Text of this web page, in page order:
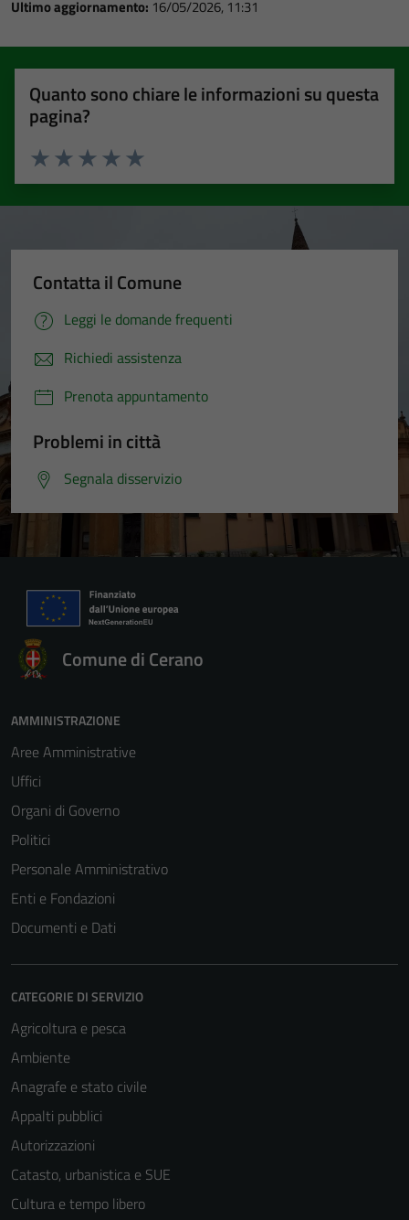
Ultimo aggiornamento: 16/05/2026, 11:31
Quanto sono chiare le informazioni su questa
pagina?
Valuta 5 stelle su 5
Valuta 4 stelle su 5
Valuta 3 stelle su 5
Valuta 2 stelle su 5
Valuta 1 stelle su 5
Contatta il Comune
Leggi le domande frequenti
Richiedi assistenza
Prenota appuntamento
Problemi in città
Segnala disservizio
Comune di Cerano
AMMINISTRAZIONE
Aree Amministrative
Uffici
Organi di Governo
Politici
Personale Amministrativo
Enti e Fondazioni
Documenti e Dati
CATEGORIE DI SERVIZIO
Agricoltura e pesca
Ambiente
Anagrafe e stato civile
Appalti pubblici
Autorizzazioni
Catasto, urbanistica e SUE
Cultura e tempo libero